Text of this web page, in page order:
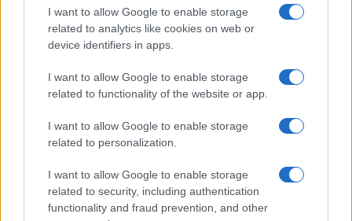
I want to allow Google to enable storage
related to analytics like cookies on web or
device identifiers in apps.
I want to allow Google to enable storage
related to functionality of the website or app.
I want to allow Google to enable storage
related to personalization.
I want to allow Google to enable storage
related to security, including authentication
functionality and fraud prevention, and other
I nostri cari
Giovannimaria Cabras